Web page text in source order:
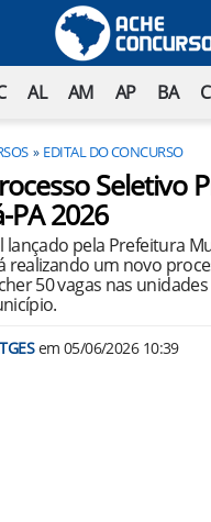
AL AM AP BA
EDITAL DO CONCURSO
Seletivo
PA 2026
lançado pela Prefeitura
realizando um novo
50 vagas nas
em 05/06/2026 10:39